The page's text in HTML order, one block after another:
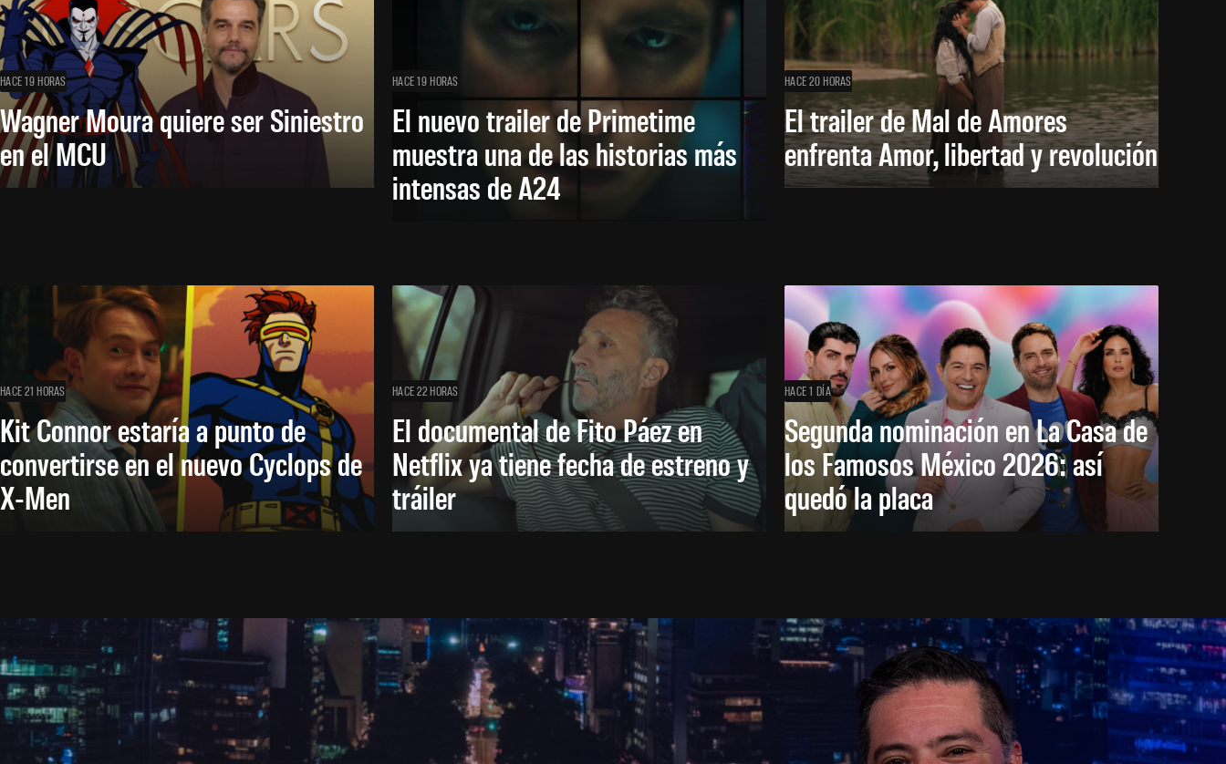
HACE 19 HORAS
Wagner Moura quiere ser Siniestro
en el MCU
HACE 19 HORAS
El nuevo trailer de Primetime
muestra una de las historias más
intensas de A24
HACE 20 HORAS
El trailer de Mal de Amores
enfrenta Amor, libertad y revolución
HACE 21 HORAS
Kit Connor estaría a punto de
convertirse en el nuevo Cyclops de
X-Men
HACE 22 HORAS
El documental de Fito Páez en
Netflix ya tiene fecha de estreno y
tráiler
HACE 1 DÍA
Segunda nominación en La Casa de
los Famosos México 2026: así
quedó la placa